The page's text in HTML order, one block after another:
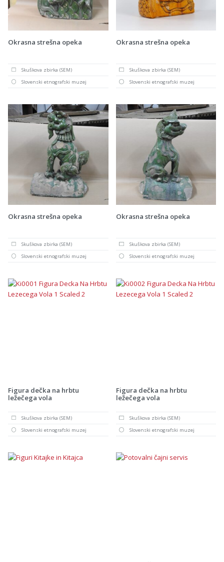
Okrasna strešna opeka
Skuškova zbirka (SEM)
Slovenski etnografski muzej
Okrasna strešna opeka
Skuškova zbirka (SEM)
Slovenski etnografski muzej
Okrasna strešna opeka
Skuškova zbirka (SEM)
Slovenski etnografski muzej
Okrasna strešna opeka
Skuškova zbirka (SEM)
Slovenski etnografski muzej
Figura dečka na hrbtu
ležečega vola
Skuškova zbirka (SEM)
Slovenski etnografski muzej
Figura dečka na hrbtu
ležečega vola
Skuškova zbirka (SEM)
Slovenski etnografski muzej